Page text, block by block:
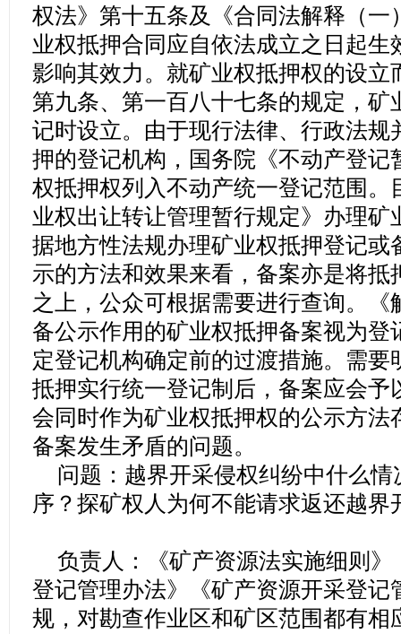
权法》第十五条及《合同法解释（一
业权抵押合同应自依法成立之日起生
影响其效力。就矿业权抵押权的设立
第九条、第一百八十七条的规定，矿
记时设立。由于现行法律、行政法规
押的登记机构，国务院《不动产登记
权抵押权列入不动产统一登记范围。
业权出让转让管理暂行规定》办理矿
据地方性法规办理矿业权抵押登记或
示的方法和效果来看，备案亦是将抵
之上，公众可根据需要进行查询。《
备公示作用的矿业权抵押备案视为登
定登记机构确定前的过渡措施。需要
抵押实行统一登记制后，备案应会予
会同时作为矿业权抵押权的公示方法
备案发生矛盾的问题。
问题：越界开采侵权纠纷中什么
序？探矿权人为何不能请求返还越界
负责人：《矿产资源法实施细则
登记管理办法》《矿产资源开采登记
规，对勘查作业区和矿区范围都有相